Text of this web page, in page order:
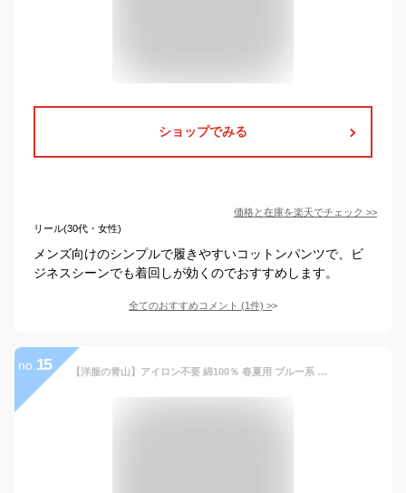
ショップでみる
価格と在庫を楽天でチェック >>
リール(30代・女性)
メンズ向けのシンプルで履きやすいコットンパンツで、ビ
ジネスシーンでも着回しが効くのでおすすめします。
全てのおすすめコメント (1件) >
no. 15 【洋服の青山】アイロン不要 綿100％ 春夏用 ブルー系 ウォッシャブル スタイリッシュスラックス【ノータック】NON IRONMAX 紳士服 ビジネス パンツ ストライプ ビジカジ おしゃれ かっこいい チノパン コットンパンツ 洗える リモート テレワーク